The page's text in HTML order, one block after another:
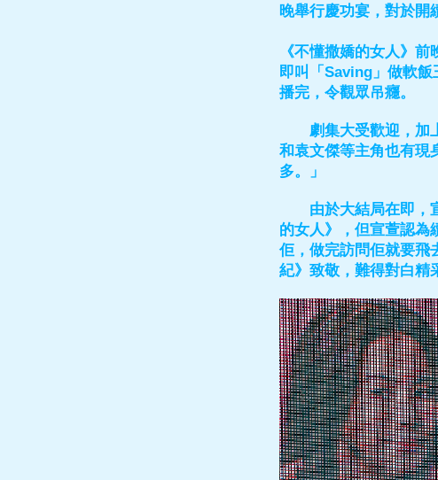
晚舉行慶功宴，對於開
《不懂撒嬌的女人》
即叫「Saving」做軟
播完，令觀眾吊癮。
劇集大受歡迎，加上
和袁文傑等主角也有現
多。」
由於大結局在即，宣
的女人》，但宣萱認為
佢，做完訪問佢就要飛
紀》致敬，難得對白精